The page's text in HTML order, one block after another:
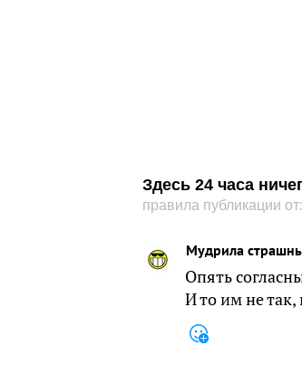
Здесь 24 часа
правила публикации
Мудрила
Опять
И то им не так,